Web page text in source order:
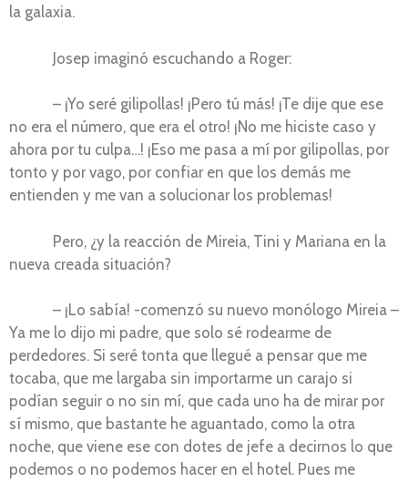
la galaxia.
Josep imaginó escuchando a Roger:
– ¡Yo seré gilipollas! ¡Pero tú más! ¡Te dije que ese
no era el número, que era el otro! ¡No me hiciste caso y
ahora por tu culpa…! ¡Eso me pasa a mí por gilipollas, por
tonto y por vago, por confiar en que los demás me
entienden y me van a solucionar los problemas!
Pero, ¿y la reacción de Mireia, Tini y Mariana en la
nueva creada situación?
– ¡Lo sabía! -comenzó su nuevo monólogo Mireia –
Ya me lo dijo mi padre, que solo sé rodearme de
perdedores. Si seré tonta que llegué a pensar que me
tocaba, que me largaba sin importarme un carajo si
podían seguir o no sin mí, que cada uno ha de mirar por
sí mismo, que bastante he aguantado, como la otra
noche, que viene ese con dotes de jefe a decirnos lo que
podemos o no podemos hacer en el hotel. Pues me